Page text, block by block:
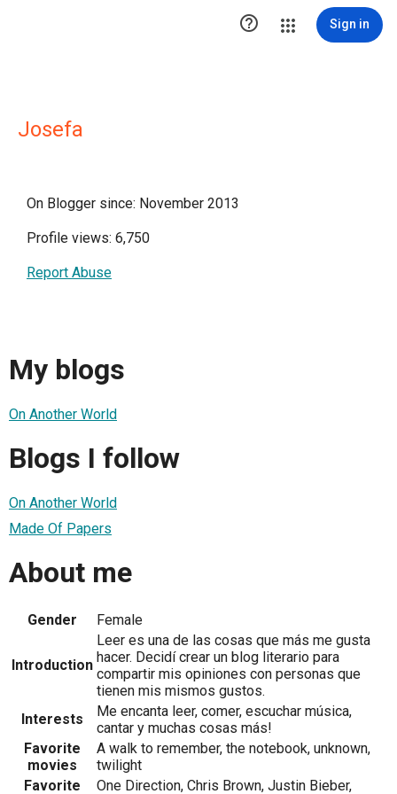
 Sign in
Josefa
On Blogger since: November 2013
Profile views: 6,750
Report Abuse
My blogs
On Another World
Blogs I follow
On Another World
Made Of Papers
About me
Gender Female
Introduction
Leer es una de las cosas que más me gusta
hacer. Decidí crear un blog literario para
compartir mis opiniones con personas que
tienen mis mismos gustos.
Interests
Me encanta leer, comer, escuchar música,
cantar y muchas cosas más!
Favorite
movies
A walk to remember, the notebook, unknown,
twilight
Favorite
One Direction, Chris Brown, Justin Bieber,